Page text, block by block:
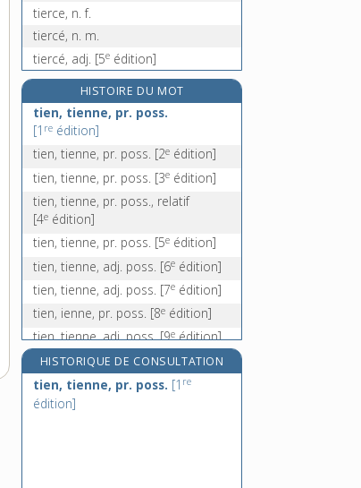
tierce, n. f.
tiercé, n. m.
tiercé, adj. [5e édition]
tiercefeuille, n. f.
tierce-feuille, n. m.[5eédition]
tiercelet, n. m.
tiercement [I], n. m.[7eédition]
tiercement [II], adv.[3 eédition]
HISTOIRE DU MOT
tien, tienne, pr. poss.
[1 re édition]
tien, tienne, pr. poss. [2e édition]
tien, tienne, pr. poss. [3e édition]
tien, tienne, pr. poss., relatif
[4e édition]
tien, tienne, pr. poss. [5e édition]
tien, tienne, adj. poss. [6e édition]
tien, tienne, adj. poss. [7e édition]
tien, ienne, pr. poss. [8e édition]
tien, tienne, adj. poss.[9eédition]
HISTORIQUE DE CONSULTATION
tien, tienne, pr. poss. [1 re
édition]